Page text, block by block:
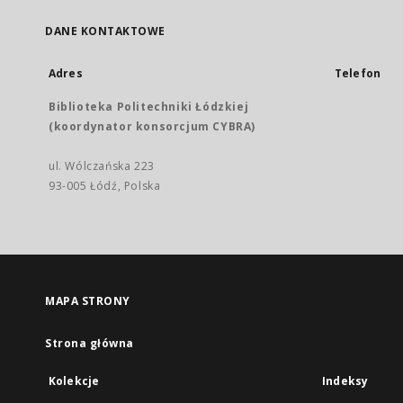
DANE KONTAKTOWE
Adres
Biblioteka Politechniki Łódzkiej
(koordynator konsorcjum CYBRA)
ul. Wólczańska 223
93-005 Łódź, Polska
Telefon
MAPA STRONY
Strona główna
Kolekcje Indeksy